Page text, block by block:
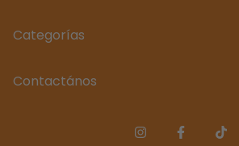
Categorías
Contactános